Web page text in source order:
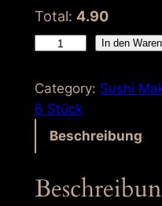
Total: 4.90
m
p
a
In den
Category: Sushi
6 Stück
Beschreibung